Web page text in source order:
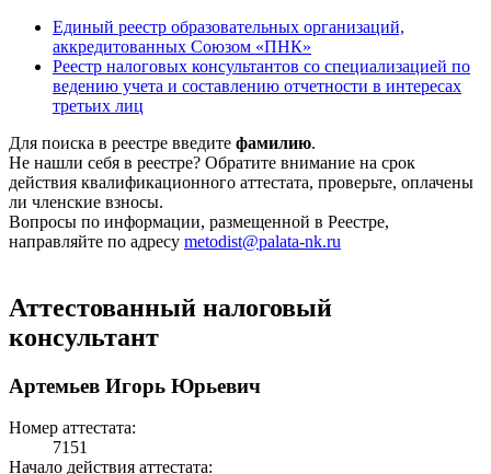
Единый реестр образовательных организаций,
аккредитованных Союзом «ПНК»
Реестр налоговых консультантов со специализацией по
ведению учета и составлению отчетности в интересах
третьих лиц
Для поиска в реестре введите фамилию.
Не нашли себя в реестре? Обратите внимание на срок
действия квалификационного аттестата, проверьте, оплачены
ли членские взносы.
Вопросы по информации, размещенной в Реестре,
направляйте по адресу metodist@palata-nk.ru
Аттестованный налоговый
консультант
Артемьев Игорь Юрьевич
Номер аттестата:
7151
Начало действия аттестата: